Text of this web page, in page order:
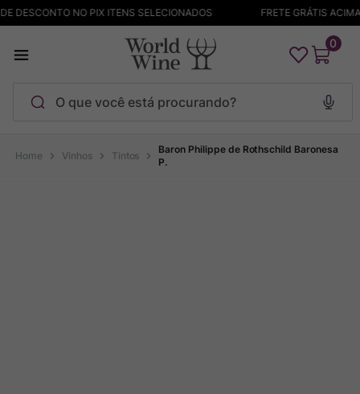
NO PIX ITENS SELECIONADOS FRETE GRÁTIS ACIMA
0
Vinhos Tintos
Baron Philippe de Rothschild Baronesa
P.